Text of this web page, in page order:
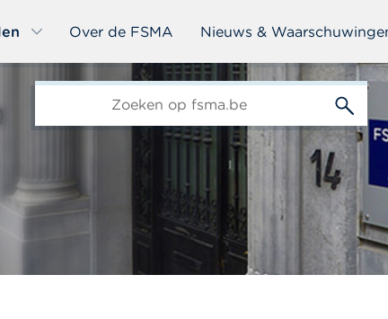
Over de FSMA Nieuws &